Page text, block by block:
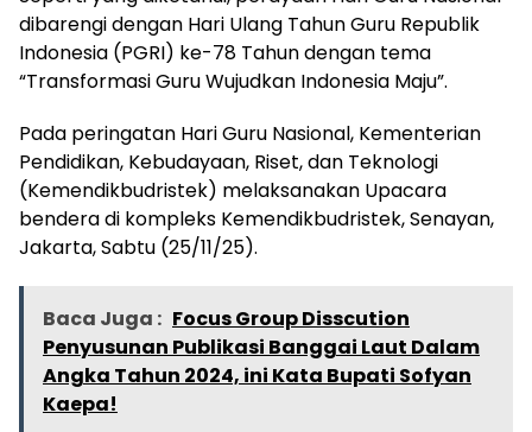
dibarengi dengan Hari Ulang Tahun Guru Republik
Indonesia (PGRI) ke-78 Tahun dengan tema
“Transformasi Guru Wujudkan Indonesia Maju”.
Pada peringatan Hari Guru Nasional, Kementerian
Pendidikan, Kebudayaan, Riset, dan Teknologi
(Kemendikbudristek) melaksanakan Upacara
bendera di kompleks Kemendikbudristek, Senayan,
Jakarta, Sabtu (25/11/25).
Baca Juga : Focus Group Disscution
Penyusunan Publikasi Banggai Laut Dalam
Angka Tahun 2024, ini Kata Bupati Sofyan
Kaepa!